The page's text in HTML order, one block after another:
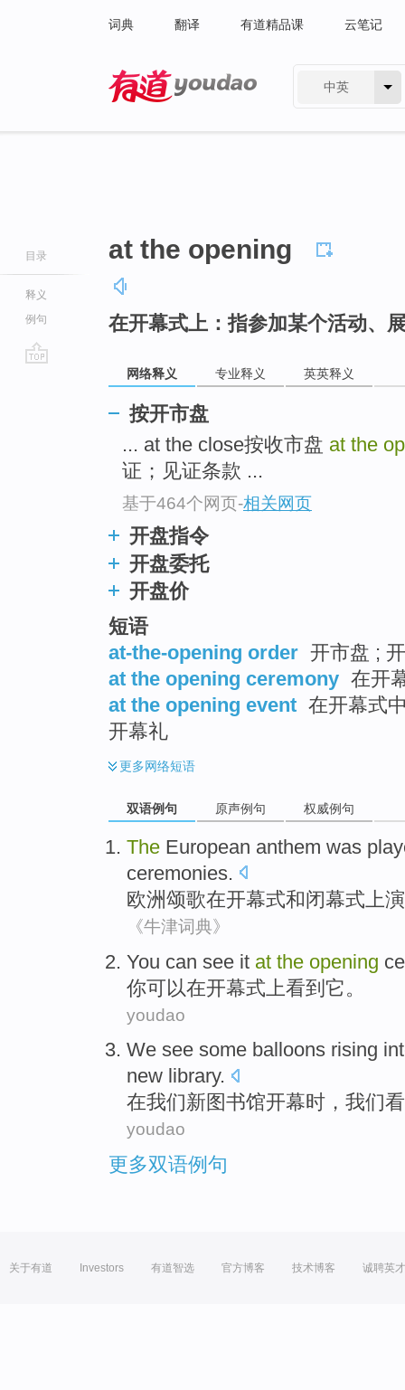
词典 翻译 有道精品课 云笔记
中英
目录
释义
例句
at the opening
在开幕式上：指参加某个活动、
网络释义 专业释义 英英释义
按开市盘
... at the close按收市盘 at the
证；见证条款 ...
基于464个网页-相关网页
开盘指令
开盘委托
开盘价
短语
at-the-opening order 开市盘 ;
at the opening ceremony 在开
at the opening event 在开幕式
开幕礼
更多网络短语
双语例句 原声例句 权威例句
The European anthem was
ceremonies.
欧洲颂歌在开幕式和闭幕式 上
《牛津词典》
You can see it at the opening
你可以在开幕式上看到它。
youdao
We see some balloons rising
new library.
在我们新图书馆开幕时，我们
youdao
更多双语例句
关于有道 Investors 有道智选 官方博客 技术博客 诚聘英才